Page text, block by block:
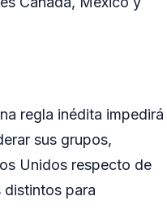
regla inédita impedirá
sus grupos,
Unidos respecto de
distintos para